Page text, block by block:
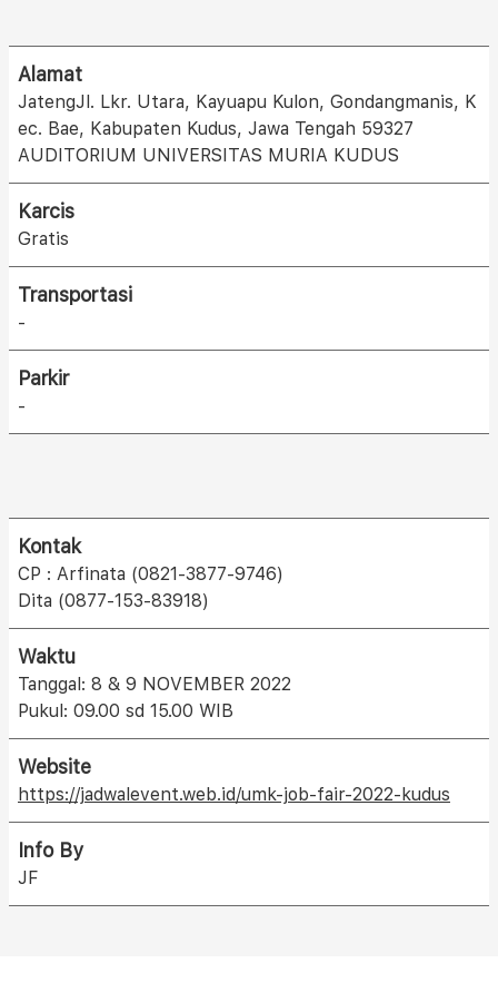
Alamat
JatengJl. Lkr. Utara, Kayuapu Kulon, Gondangmanis, K
ec. Bae, Kabupaten Kudus, Jawa Tengah 59327
AUDITORIUM UNIVERSITAS MURIA KUDUS
Karcis
Gratis
Transportasi
-
Parkir
-
Kontak
CP : Arfinata (0821-3877-9746)
Dita (0877-153-83918)
Waktu
Tanggal: 8 & 9 NOVEMBER 2022
Pukul: 09.00 sd 15.00 WIB
Website
https://jadwalevent.web.id/umk-job-fair-2022-kudus
Info By
JF